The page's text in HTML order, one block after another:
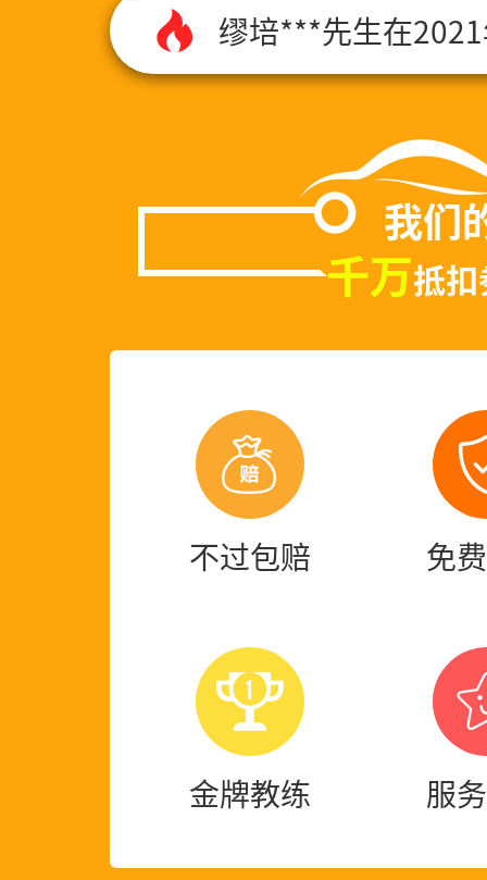
***先生在2021年
郑万***先生在
徐晓***先生在
***先生在2021年
***先生在2021年
***先生在2021年
李子***先生在
刘女***先生在
我们
千万抵
不过包赔 免
金牌教练 服